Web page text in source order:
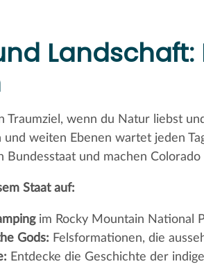
Landschaft:
Traumziel, wenn du Natur liebst
und weiten Ebenen wartet jeden
Bundesstaat und machen
Staat auf:
im Rocky Mountain National
Gods: Felsformationen, die
Entdecke die Geschichte der